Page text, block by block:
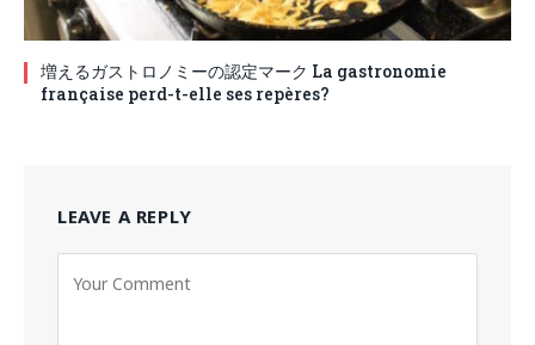
増えるガストロノミーの認定マーク La gastronomie
française perd-t-elle ses repères?
LEAVE A REPLY